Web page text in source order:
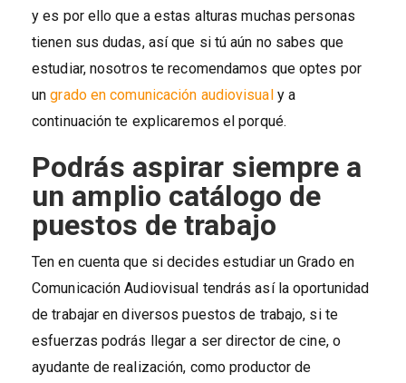
y es por ello que a estas alturas muchas personas
tienen sus dudas, así que si tú aún no sabes que
estudiar, nosotros te recomendamos que optes por
ungrado en comunicación audiovisual y a
continuación te explicaremos el porqué.
Podrás aspirar siempre a
un amplio catálogo de
puestos de trabajo
Ten en cuenta que si decides estudiar un Grado en
Comunicación Audiovisual tendrás así la oportunidad
de trabajar en diversos puestos de trabajo, si te
esfuerzas podrás llegar a ser director de cine, o
ayudante de realización, como productor de